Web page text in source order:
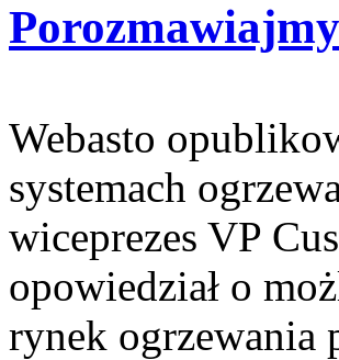
Webasto
systemach
wiceprezes VP
opowiedział o
rynek ogrzewania